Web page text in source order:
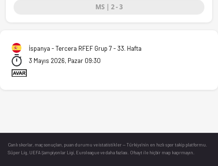
MS | 2 - 3
İspanya - Tercera RFEF Grup 7 - 33. Hafta
3 Mayıs 2026, Pazar 09:30
Canlı skorlar , maç sonuçları, puan durumu ve istatistikler — Türkiye’nin en hızlı spor takip platformu.
Süper Lig, UEFA Şampiyonlar Ligi, Euroleague ve daha fazlası. Ofsayt ile hiçbir maçı kaçırmayın.